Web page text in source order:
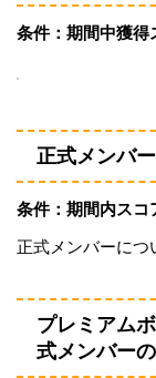
条件：期間中獲得
正式メンバ
条件：期間内スコ
正式メンバーにつ
プレミアム
式メンバーの